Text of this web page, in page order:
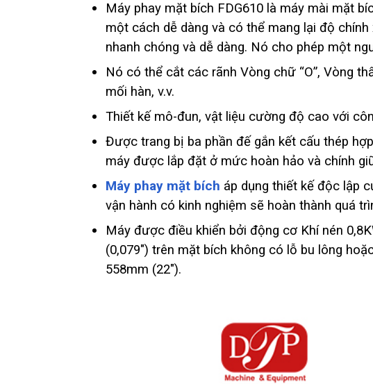
Máy phay mặt bích FDG610 là máy mài mặt
một cách dễ dàng và có thể mang lại độ
nhanh chóng và dễ dàng. Nó cho phép một
Nó có thể cắt các rãnh Vòng chữ “O”, Vòng
mối hàn, v.v.
Thiết kế mô-đun, vật liệu cường độ cao với
Được trang bị ba phần đế gắn kết cấu thép
máy được lắp đặt ở mức hoàn hảo và chính
Máy phay mặt bích áp dụng thiết kế độc lập
vận hành có kinh nghiệm sẽ hoàn thành quá
Máy được điều khiển bởi động cơ Khí nén
(0,079″) trên mặt bích không có lỗ bu lông
558mm (22″).